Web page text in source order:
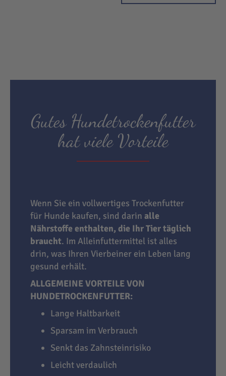
Gutes Hundetrockenfutter
hat viele Vorteile
Wenn Sie ein vollwertiges Trockenfutter
für Hunde kaufen, sind darin alle
Nährstoffe enthalten, die Ihr Tier täglich
braucht. Im Alleinfuttermittel ist alles
drin, was Ihren Vierbeiner ein Leben lang
gesund erhält.
ALLGEMEINE VORTEILE VON
HUNDETROCKENFUTTER:
Lange Haltbarkeit
Sparsam im Verbrauch
Senkt das Zahnsteinrisiko
Leicht verdaulich